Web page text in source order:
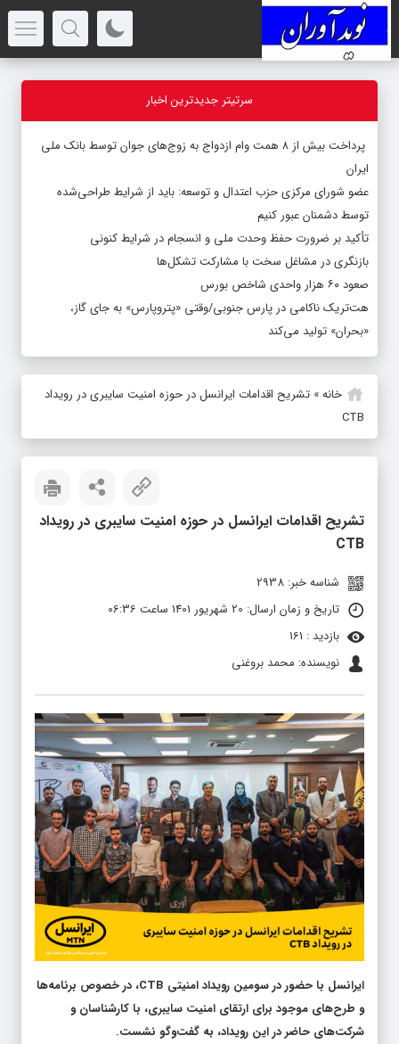
سرتیتر جدیدترین اخبار
پرداخت بیش از ۸ همت وام ازدواج به زوج‌های جوان توسط بانک ملی
ایران
عضو شورای مرکزی حزب اعتدال و توسعه: باید از شرایط طراحی‌شده
توسط دشمنان عبور کنیم
تأکید بر ضرورت حفظ وحدت ملی و انسجام در شرایط کنونی
بازنگری در مشاغل سخت با مشارکت تشکل‌ها
صعود ۶۰ هزار واحدی شاخص بورس
هت‌تریک ناکامی در پارس جنوبی/وقتی «پتروپارس» به جای گاز،
«بحران» تولید می‌کند
خانه» تشریح اقدامات ایرانسل در حوزه امنیت سایبری در رویداد
CTB
تشریح اقدامات ایرانسل در حوزه امنیت سایبری در رویداد
CTB
شناسه خبر: 2938
تاریخ و زمان ارسال: 20 شهریور 1401 ساعت 06:36
بازدید : 161
نویسنده: محمد بروغنی
ایرانسل با حضور در سومین رویداد امنیتی CTB، در خصوص برنامه‌ها
و طرح‌های موجود برای ارتقای امنیت سایبری، با کارشناسان و
شرکت‌های حاضر در این رویداد، به گفت‌وگو نشست.